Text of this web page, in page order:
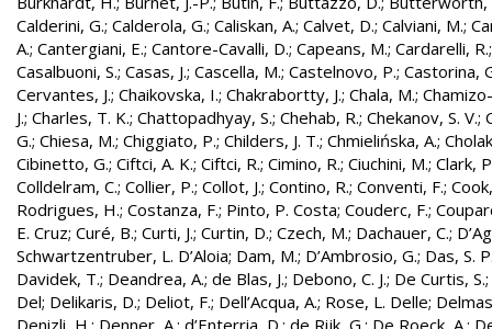
Calderini, G.; Calderola, G.; Caliskan, A.; Calvet, D.; Calviani, M.;
A.; Cantergiani, E.; Cantore-Cavalli, D.; Capeans, M.; Cardarelli, R.
Casalbuoni, S.; Casas, J.; Cascella, M.; Castelnovo, P.; Castorina,
Cervantes, J.; Chaikovska, I.; Chakrabortty, J.; Chala, M.;
J.; Charles, T. K.; Chattopadhyay, S.; Chehab, R.; Chekanov, S. V.;
G.; Chiesa, M.; Chiggiato, P.; Childers, J. T.; Chmielińska, A.;
Cibinetto, G.; Ciftci, A. K.; Ciftci, R.; Cimino, R.; Ciuchini, M.; Clark,
Colldelram, C.; Collier, P.; Collot, J.; Contino, R.; Conventi, F.;
Rodrigues, H.; Costanza, F.; Pinto, P. Costa; Couderc, F.;
E. Cruz; Curé, B.; Curti, J.; Curtin, D.; Czech, M.; Dachauer, C.;
Schwartzentruber, L. D’Aloia; Dam, M.; D’Ambrosio, G.; Das, S.
Davidek, T.; Deandrea, A.; de Blas, J.; Debono, C. J.; De Curtis, S.;
Del; Delikaris, D.; Deliot, F.; Dell’Acqua, A.; Rose, L. Delle;
Denizli, H. ; Denner, A.; d’Enterria, D. ; de Rijk, G. ; De Roeck, A.;